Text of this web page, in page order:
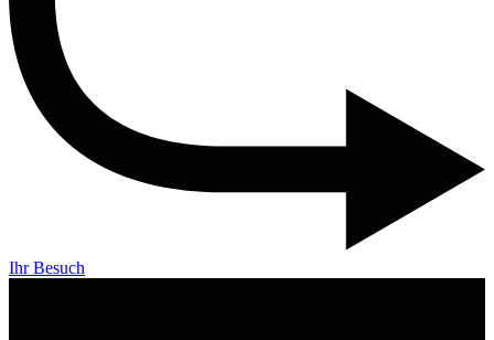
Ihr Besuch